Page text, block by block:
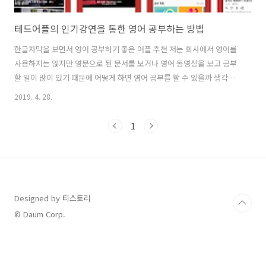
테드어플의 인기강연을 통한 영어 공부하는 방법
한글자막을 보면서 영어 공부하기 좋은 어플 추천 저는 회사에서 영어를
사용하지는 않지만 영문으로 된 문서를 보거나 영어 동영상을 보고 공부
할 일이 많이 있기 때문에 어떻게 하면 영어 공부를 할 수 있을까 생각을
많이 했습니다. 물론 영어 학원에 가는 것이 제일 효과가 좋겠지만 시간
적으로 할 수 있는 방법을 찾게되었습니다. 사실 핸드폰으로 영어를 공부
2019. 4. 28.
1
Designed by 티스토리
© Daum Corp.